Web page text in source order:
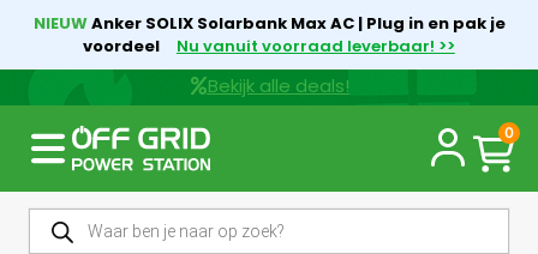
NIEUWAnker SOLIX Solarbank Max AC | Plug in en pak je
voordeel
Nu vanuit voorraad leverbaar! >>
Bekijk alle deals!
0